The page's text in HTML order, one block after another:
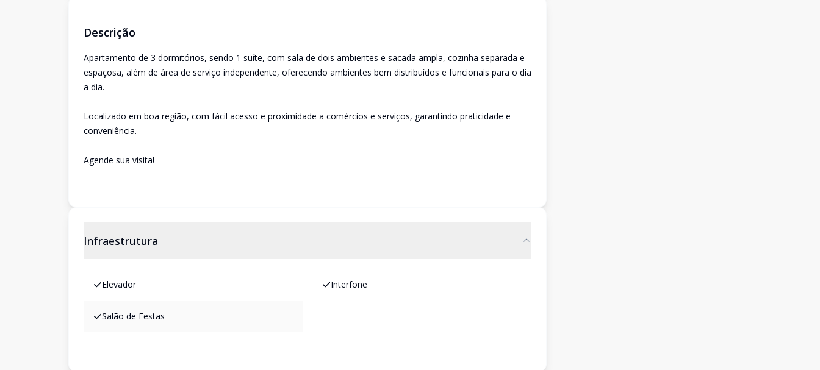
Descrição
Apartamento de 3 dormitórios, sendo 1 suíte, com sala de dois ambientes e sacada ampla, cozinha separada e
espaçosa, além de área de serviço independente, oferecendo ambientes bem distribuídos e funcionais para o dia
a dia.
Localizado em boa região, com fácil acesso e proximidade a comércios e serviços, garantindo praticidade e
conveniência.
Agende sua visita!
Infraestrutura
Elevador Interfone
Salão de Festas